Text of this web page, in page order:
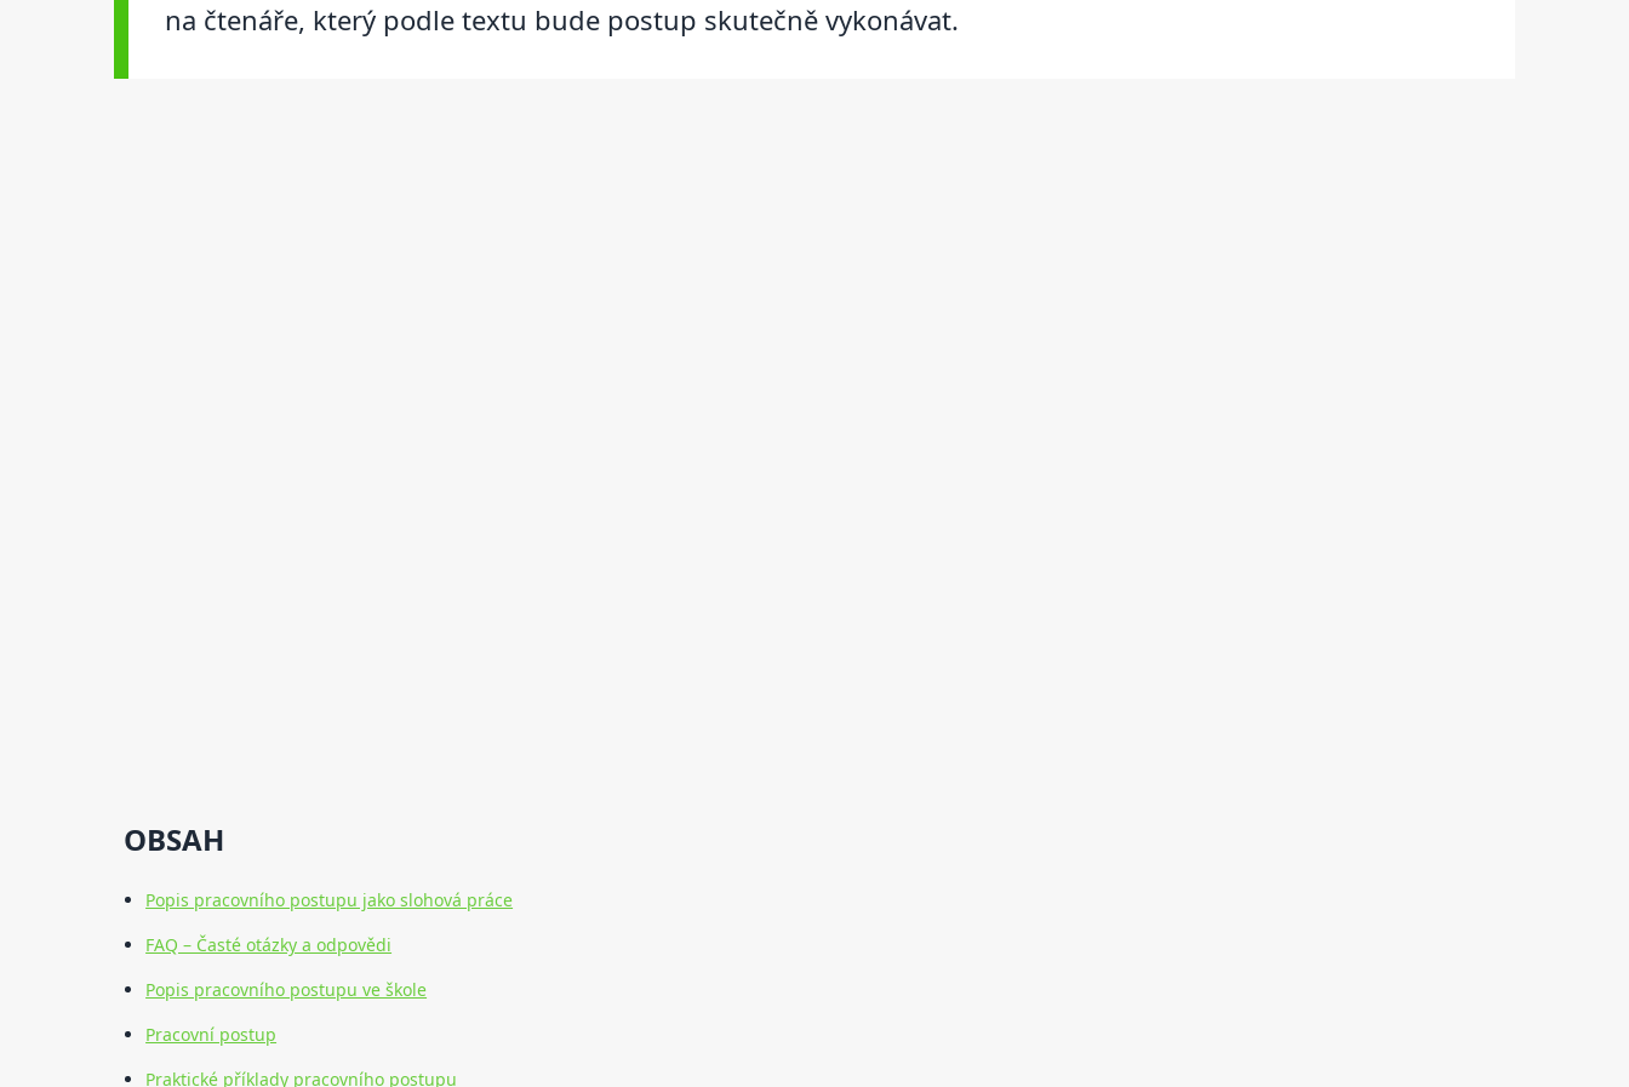
na čtenáře, který podle textu bude postup skutečně vykonávat.
OBSAH
Popis pracovního postupu jako slohová práce
FAQ – Časté otázky a odpovědi
Popis pracovního postupu ve škole
Pracovní postup
Praktické příklady pracovního postupu